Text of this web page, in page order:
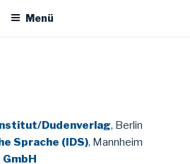
Menü
Dudenverlag, Berlin
Sprache (IDS), Mannheim